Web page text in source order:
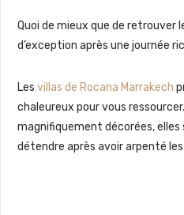
Quoi de mieux que de retrouver
d’exception après une journée
Les villas de Rocana Marrakech
chaleureux pour vous
magnifiquement décorées, elles
détendre après avoir arpenté les